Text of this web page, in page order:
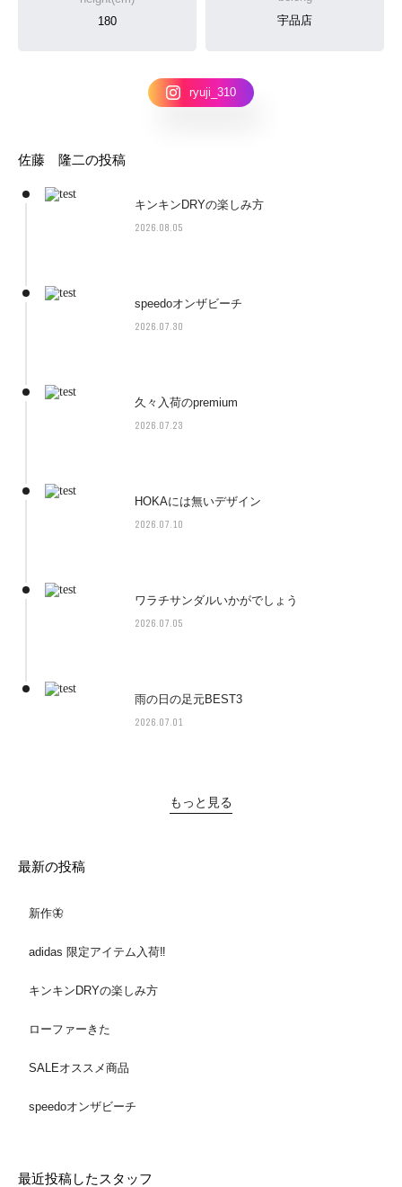
180
宇品店
ryuji_310
佐藤 隆二の投稿
キンキンDRYの楽しみ方
2026.08.05
speedoオンザビーチ
2026.07.30
久々入荷のpremium
2026.07.23
HOKAには無いデザイン
2026.07.10
ワラチサンダルいかがでしょう
2026.07.05
雨の日の足元BEST3
2026.07.01
もっと見る
最新の投稿
新作🦋
adidas 限定アイテム入荷‼️
キンキンDRYの楽しみ方
ローファーきた
SALEオススメ商品
speedoオンザビーチ
最近投稿したスタッフ